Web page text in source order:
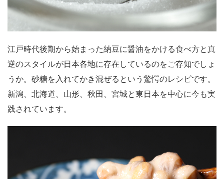
江戸時代後期から始まった納豆に醤油をかける食べ方と真
逆のスタイルが日本各地に存在しているのをご存知でしょ
うか。砂糖を入れてかき混ぜるという驚愕のレシピです。
新潟、北海道、山形、秋田、宮城と東日本を中心に今も実
践されています。